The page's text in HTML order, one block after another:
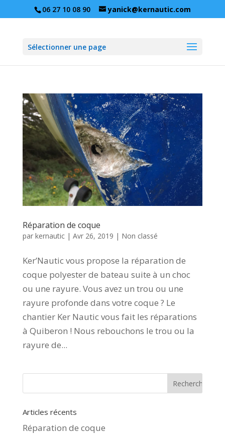
06 27 10 08 90 yanick@kernautic.com
Sélectionner une page
Réparation de coque
par kernautic| Avr 26, 2019 | Non classé
Ker’Nautic vous propose la réparation de
coque polyester de bateau suite à un choc
ou une rayure. Vous avez un trou ou une
rayure profonde dans votre coque ? Le
chantier Ker Nautic vous fait les réparations
à Quiberon ! Nous rebouchons le trou ou la
rayure de...
Articles récents
Réparation de coque